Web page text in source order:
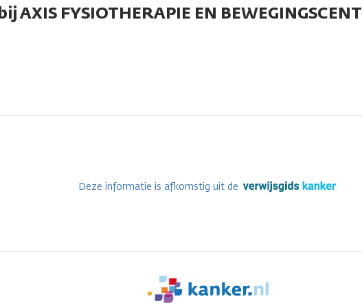
AXIS FYSIOTHERAPIE EN
Deze informatie is afkomstig uit de
We